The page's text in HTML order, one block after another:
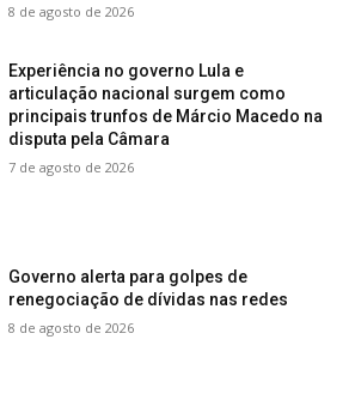
8 de agosto de 2026
Experiência no governo Lula e
articulação nacional surgem como
principais trunfos de Márcio Macedo na
disputa pela Câmara
7 de agosto de 2026
Governo alerta para golpes de
renegociação de dívidas nas redes
8 de agosto de 2026